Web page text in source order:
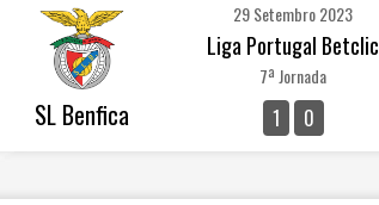
SL Benfica
29 Setembro 2023
Liga Portugal Betclic
7ª Jornada
1 0